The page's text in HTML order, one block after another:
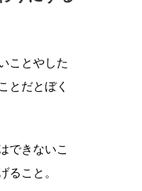
ことやした
とだとぼく
できないこ
ること。